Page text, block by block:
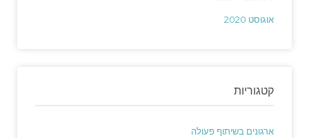
אוגוסט 2020
קטגוריות
ארגונים בשיתוף פעולה